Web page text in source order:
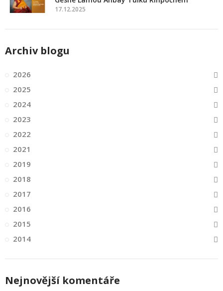
17.12.2025
Archiv blogu
2026
2025
2024
2023
2022
2021
2019
2018
2017
2016
2015
2014
Nejnovější komentáře